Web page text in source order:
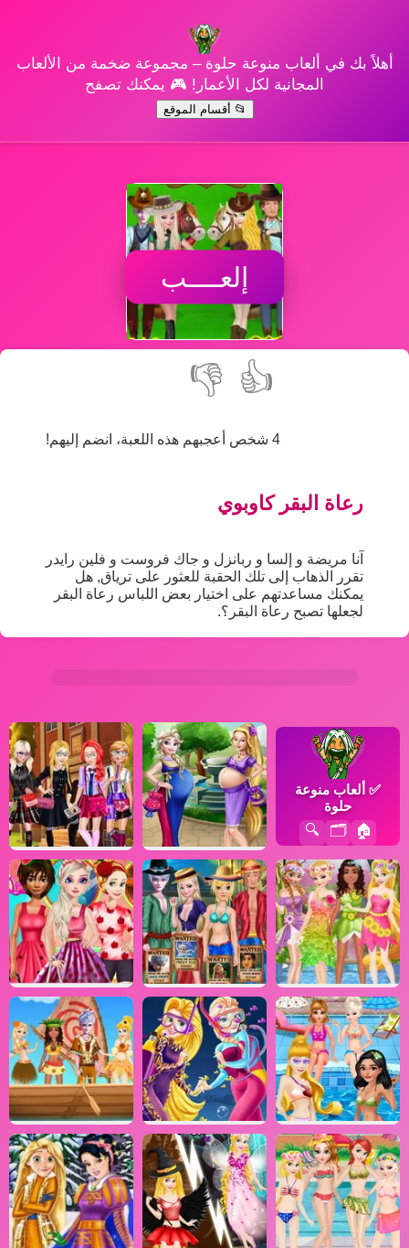
أهلاً بك في ألعاب منوعة حلوة – مجموعة ضخمة من الألعاب
المجانية لكل الأعمار! 🎮 يمكنك تصفح
📂 أقسام الموقع
إلعــــب
👍
👎
4 شخص أعجبهم هذه اللعبة، انضم إليهم!
رعاة البقر كاوبوي
آنا مريضة و إلسا و ربانزل و جاك فروست و فلين رايدر
تقرر الذهاب إلى تلك الحقبة للعثور على ترياق, هل
يمكنك مساعدتهم على اختيار بعض اللباس رعاة البقر
لجعلها تصبح رعاة البقر؟.
✅ ألعاب منوعة
حلوة
🏠
🗂️
🔍